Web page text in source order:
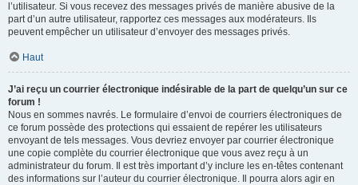
l’utilisateur. Si vous recevez des messages privés de manière abusive de la
part d’un autre utilisateur, rapportez ces messages aux modérateurs. Ils
peuvent empêcher un utilisateur d’envoyer des messages privés.
Haut
J’ai reçu un courrier électronique indésirable de la part de quelqu’un sur ce
forum !
Nous en sommes navrés. Le formulaire d’envoi de courriers électroniques de
ce forum possède des protections qui essaient de repérer les utilisateurs
envoyant de tels messages. Vous devriez envoyer par courrier électronique
une copie complète du courrier électronique que vous avez reçu à un
administrateur du forum. Il est très important d’y inclure les en-têtes contenant
des informations sur l’auteur du courrier électronique. Il pourra alors agir en